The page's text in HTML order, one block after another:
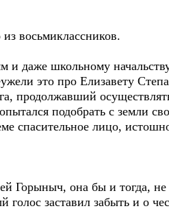
восьмиклассников.
даже школьному
это про Елизавету
продолжавший
подобрать с земли
спасительное лицо,
она бы и тогда, не
заставил забыть и о